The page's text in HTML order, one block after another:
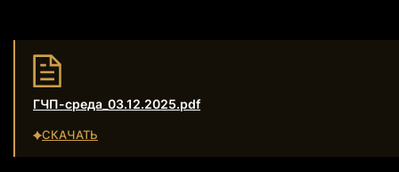
ГЧП-среда_03.12.2025.pdf
СКАЧАТЬ